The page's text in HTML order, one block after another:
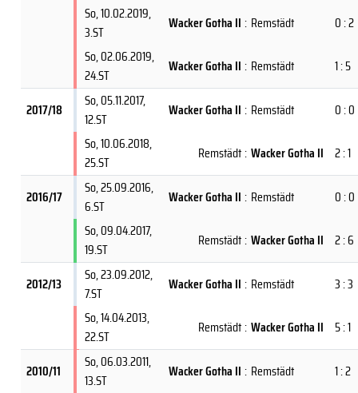
So, 10.02.2019,
3.ST
Wacker Gotha II : Remstädt
0 : 2
So, 02.06.2019,
24.ST
Wacker Gotha II : Remstädt 1 : 5
2017/18 So, 05.11.2017,
12.ST
Wacker Gotha II : Remstädt
0 : 0
So, 10.06.2018,
25.ST
Remstädt: Wacker Gotha II 2 : 1
2016/17 So, 25.09.2016,
6.ST
Wacker Gotha II : Remstädt
0 : 0
So, 09.04.2017,
19.ST
Remstädt: Wacker Gotha II 2 : 6
2012/13 So, 23.09.2012,
7.ST
Wacker Gotha II : Remstädt
3 : 3
So, 14.04.2013,
22.ST
Remstädt: Wacker Gotha II 5 : 1
2010/11 So, 06.03.2011,
13.ST
Wacker Gotha II : Remstädt
1 : 2